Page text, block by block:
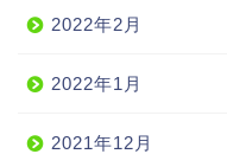
2022年2月
2022年1月
2021年12月